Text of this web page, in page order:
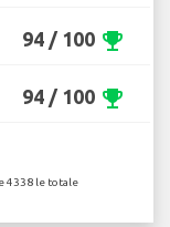
94 / 100 emoji_events
94 / 100 emoji_events
4338 le totale